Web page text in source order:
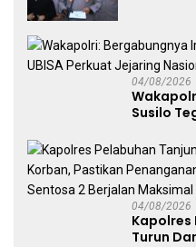
04/08/2026
Susilo
Studi
04/08/2026
Kapolres
Turun